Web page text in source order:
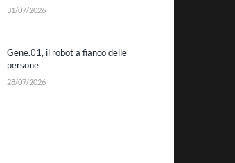
31/07/2026
Gene.01, il robot a fianco delle
persone
28/07/2026